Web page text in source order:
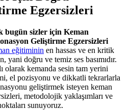
Egzersizleri
bugün sizler için Keman
Geliştirme Egzersizleri
eğitiminin en hassas ve en kritik
yani doğru ve temiz ses basımıdır.
olarak kemanda sesin tam yerini
el pozisyonu ve dikkatli tekrarlarla
geliştirmek isteyen keman
metodolojik yaklaşımları ve
sunuyoruz.